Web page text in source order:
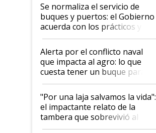
Se normaliza el servicio de
buques y puertos: el Gobierno
acuerda con los prácticos y
suspende el decreto de
desregulación
Alerta por el conflicto naval
que impacta al agro: lo que
cuesta tener un buque parado
y el peligro de que Argentina
pase a ser "país sucio"
"Por una laja salvamos la vida":
el impactante relato de la
tambera que sobrevivió al
tornado